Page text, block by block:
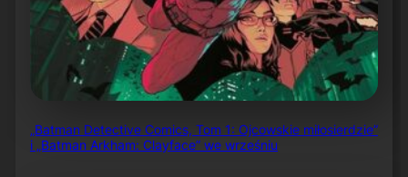
„Batman Detective Comics, Tom 1: Ojcowskie miłosierdzie”
i „Batman Arkham: Clayface” we wrześniu